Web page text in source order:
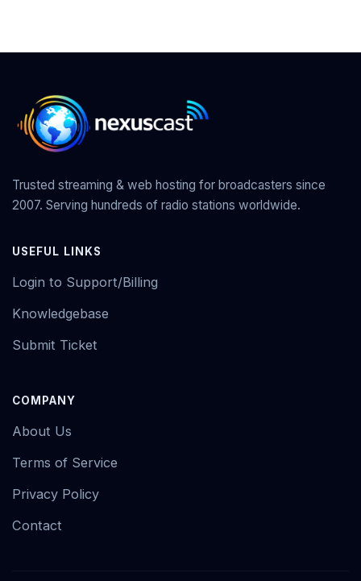
Trusted streaming & web hosting for broadcasters since
2007. Serving hundreds of radio stations worldwide.
USEFUL LINKS
Login to Support/Billing
Knowledgebase
Submit Ticket
COMPANY
About Us
Terms of Service
Privacy Policy
Contact